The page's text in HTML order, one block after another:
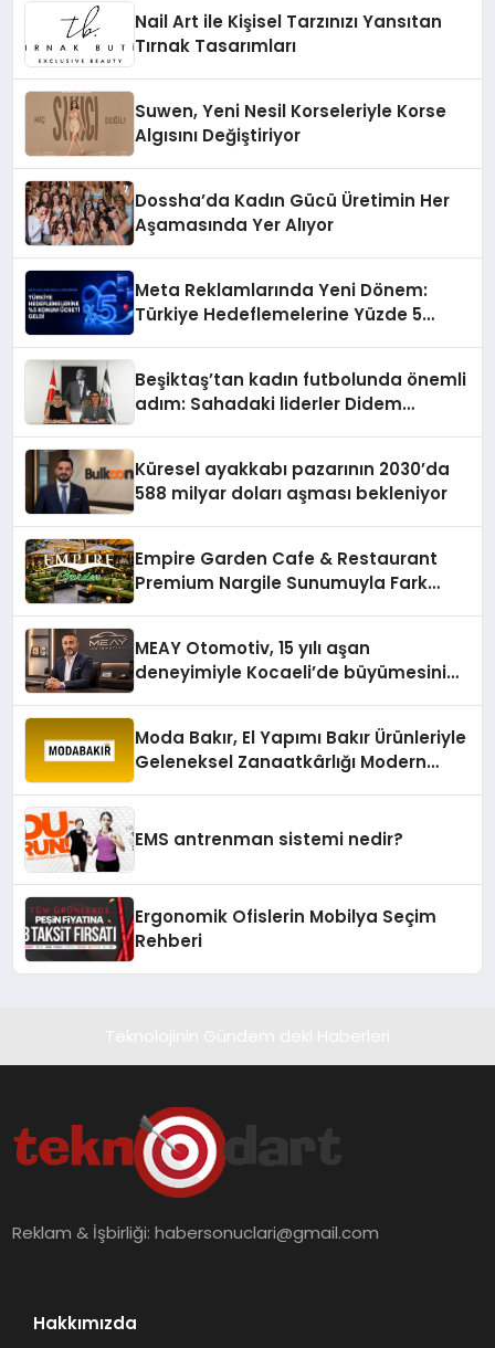
Nail Art ile Kişisel Tarzınızı Yansıtan
Tırnak Tasarımları
Suwen, Yeni Nesil Korseleriyle Korse
Algısını Değiştiriyor
Dossha’da Kadın Gücü Üretimin Her
Aşamasında Yer Alıyor
Meta Reklamlarında Yeni Dönem:
Türkiye Hedeflemelerine Yüzde 5
Beşiktaş’tan kadın futbolunda önemli
adım: Sahadaki liderler Didem
Küresel ayakkabı pazarının 2030’da
588 milyar doları aşması bekleniyor
Empire Garden Cafe & Restaurant
Premium Nargile Sunumuyla Fark
MEAY Otomotiv, 15 yılı aşan
deneyimiyle Kocaeli’de büyümesini
Moda Bakır, El Yapımı Bakır Ürünleriyle
Geleneksel Zanaatkârlığı Modern
EMS antrenman sistemi nedir?
Ergonomik Ofislerin Mobilya Seçim
Rehberi
Reklam & İşbirliği:habersonuclari@gmail.com
Hakkımızda